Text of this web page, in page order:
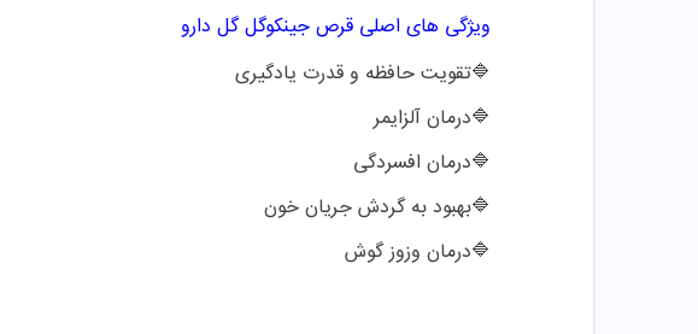
ویژگی های اصلی قرص جینکوگل گل دارو
🔷تقویت حافظه و قدرت یادگیری
🔷درمان آلزایمر
🔷درمان افسردگی
🔷بهبود به گردش جریان خون
🔷درمان وزوز گوش